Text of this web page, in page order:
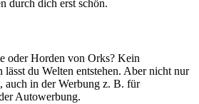
durch dich erst schön.
oder Horden von Orks? Kein
du Welten entstehen. Aber nicht nur
auch in der Werbung z. B. für
Autowerbung.